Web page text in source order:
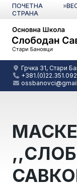
ПОЧЕТНА
СТРАНА
»
Грчка 31, Стари
+381.(0)22.351.092